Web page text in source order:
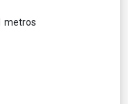
metros